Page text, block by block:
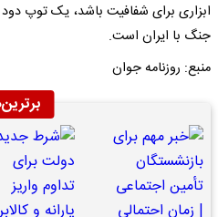
ابزاری برای شفافیت باشد، یک توپ دود
جنگ با ایران است.
منبع: روزنامه جوان